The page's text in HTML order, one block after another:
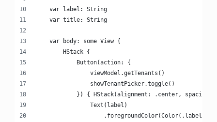
    var label: String
    var title: String
    var body: some View {
        HStack {
            Button(action: {
                viewModel.getTenants()
                showTenantPicker.toggle()
}) { HStack(alignment: .center, spacing:
                Text(label)
                    .foregroundColor(Color(.label))